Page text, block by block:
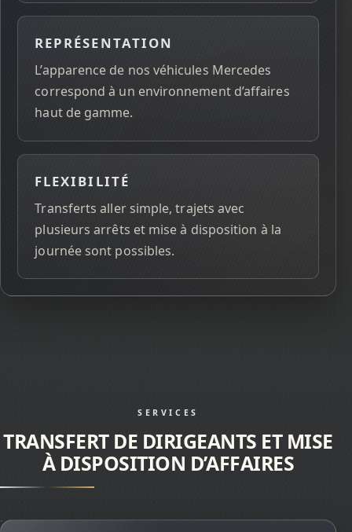
REPRÉSENTATION
L’apparence de nos véhicules Mercedes
correspond à un environnement d’affaires
haut de gamme.
FLEXIBILITÉ
Transferts aller simple, trajets avec
plusieurs arrêts et mise à disposition à la
journée sont possibles.
SERVICES
TRANSFERT DE DIRIGEANTS ET MISE
À DISPOSITION D’AFFAIRES